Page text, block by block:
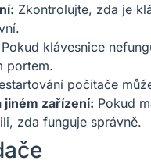
Zkontrolujte, zda je
Pokud klávesnice
portem.
počítače
jiném zařízení: Pokud
zda funguje správně.